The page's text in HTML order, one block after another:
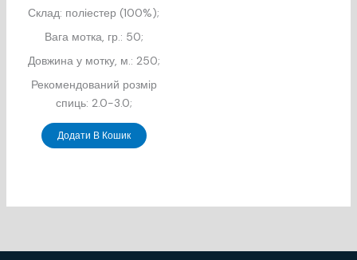
Склад: поліестер (100%);
Вага мотка, гр.: 50;
Довжина у мотку, м.: 250;
Рекомендований розмір
спиць: 2.0-3.0;
Додати В Кошик